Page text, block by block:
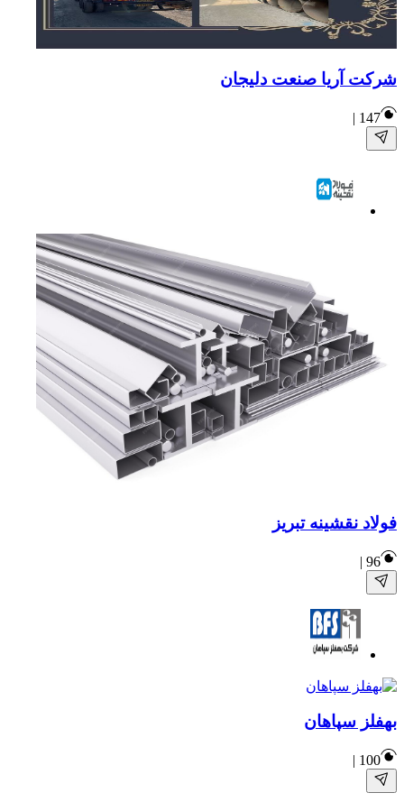
شرکت آریا صنعت دلیجان
147
|
فولاد نقشینه تبریز
96
|
بهفلز سپاهان
100
|